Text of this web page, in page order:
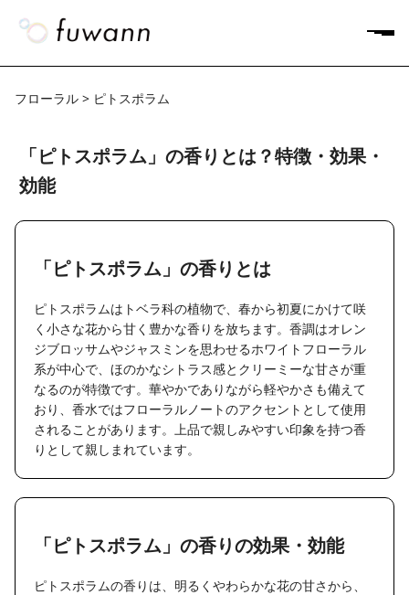
フローラル > ピトスポラム
「ピトスポラム」の香りとは？特徴・効果・
効能
「ピトスポラム」の香りとは
ピトスポラムはトベラ科の植物で、春から初夏にかけて咲
く小さな花から甘く豊かな香りを放ちます。香調はオレン
ジブロッサムやジャスミンを思わせるホワイトフローラル
系が中心で、ほのかなシトラス感とクリーミーな甘さが重
なるのが特徴です。華やかでありながら軽やかさも備えて
おり、香水ではフローラルノートのアクセントとして使用
されることがあります。上品で親しみやすい印象を持つ香
りとして親しまれています。
「ピトスポラム」の香りの効果・効能
ピトスポラムの香りは、明るくやわらかな花の甘さから、